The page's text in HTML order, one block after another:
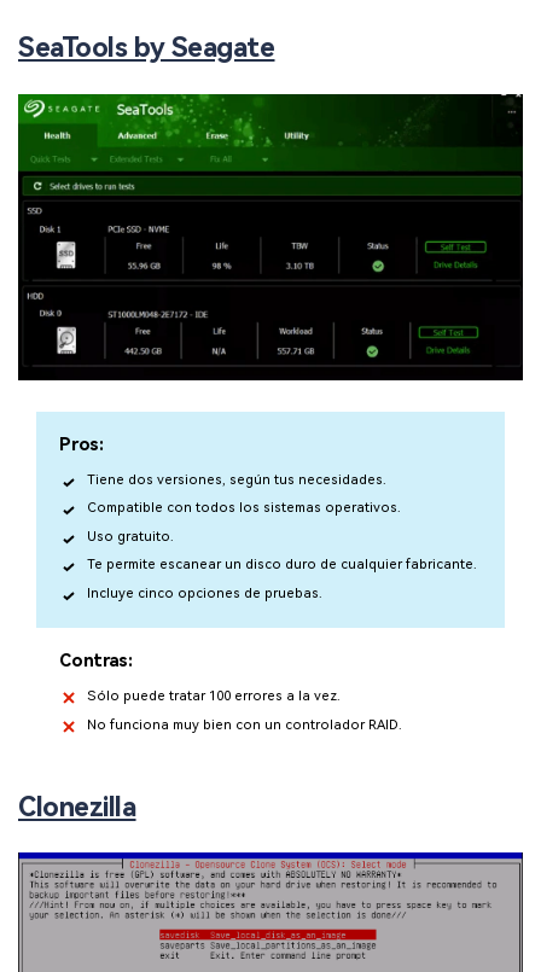
SeaTools by Seagate
Pros:
Tiene dos versiones, según tus necesidades.
Compatible con todos los sistemas operativos.
Uso gratuito.
Te permite escanear un disco duro de cualquier fabricante.
Incluye cinco opciones de pruebas.
Contras:
Sólo puede tratar 100 errores a la vez.
No funciona muy bien con un controlador RAID.
Clonezilla